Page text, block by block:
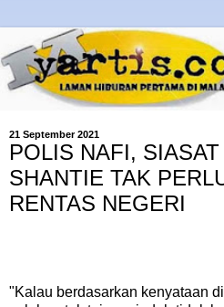
21 September 2021
POLIS NAFI,
SHANTIE TAK
RENTAS NEGERI
"Kalau berdasarkan kenyataan